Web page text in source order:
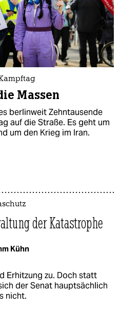
Massen
berlinweit Zehntausende
auf die Straße. Es geht um
um den Krieg im Iran.
der Katastrophe
Kühn
Erhitzung zu. Doch statt
der Senat hauptsächlich
nicht.